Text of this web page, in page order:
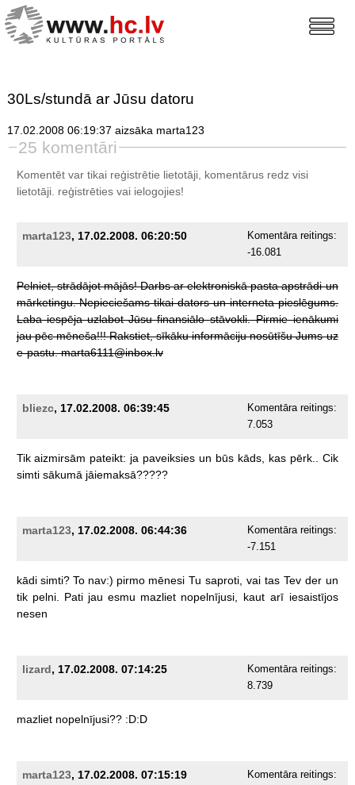
30Ls/stundā ar Jūsu datoru
17.02.2008 06:19:37 aizsāka marta123
25 komentāri
Komentēt var tikai reģistrētie lietotāji, komentārus redz visi
lietotāji. reģistrētiesvai ielogojies!
marta123, 17.02.2008. 06:20:50
Komentāra reitings:
-16.081
Pelniet, strādājot mājās! Darbs ar elektroniskā pasta apstrādi un
mārketingu. Nepieciešams tikai dators un interneta pieslēgums.
Laba iespēja uzlabot Jūsu finansiālo stāvokli. Pirmie ienākumi
jau pēc mēneša!!! Rakstiet, sīkāku informāciju nosūtīšu Jums uz
e-pastu. marta6111@inbox.lv
bliezc, 17.02.2008. 06:39:45
Komentāra reitings:
7.053
Tik aizmirsām pateikt: ja paveiksies un būs kāds, kas pērk..
Cik
simti sākumā jāiemaksā?????
marta123, 17.02.2008. 06:44:36
Komentāra reitings:
-7.151
kādi simti? To nav:) pirmo mēnesi Tu saproti, vai tas Tev der un
tik pelni. Pati jau esmu mazliet nopelnījusi, kaut arī iesaistījos
nesen
lizard, 17.02.2008. 07:14:25
Komentāra reitings:
8.739
mazliet nopelnījusi?? :D:D
marta123, 17.02.2008. 07:15:19
Komentāra reitings: